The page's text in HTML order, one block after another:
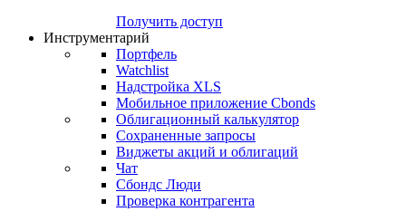
Попробуйте7-дневный
Откройте глобальную базу данных
Получить доступ
Инструментарий
Портфель
Watchlist
Надстройка XLS
Мобильное приложение Cbonds
Облигационный калькулятор
Сохраненные запросы